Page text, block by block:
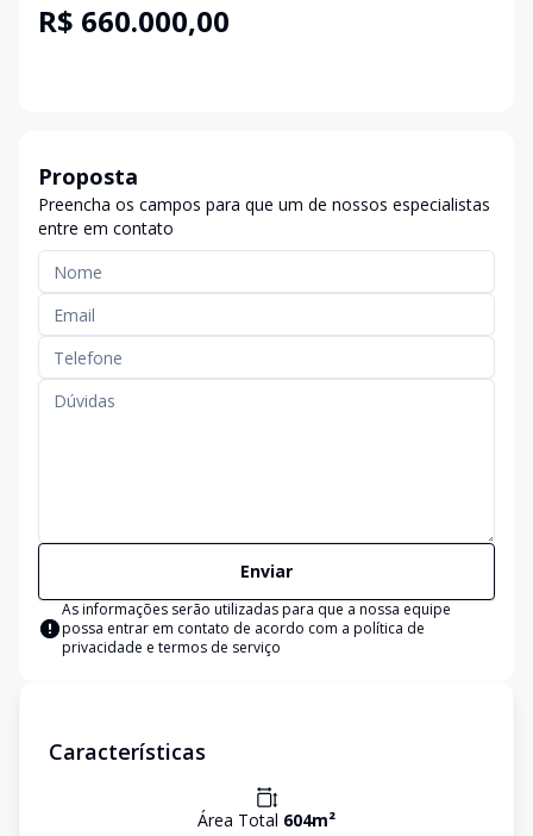
R$ 660.000,00
Proposta
Preencha os campos para que um de nossos especialistas
entre em contato
Enviar
As informações serão utilizadas para que a nossa equipe
possa entrar em contato de acordo com a política de
privacidade e termos de serviço
Características
Área Total 604m²